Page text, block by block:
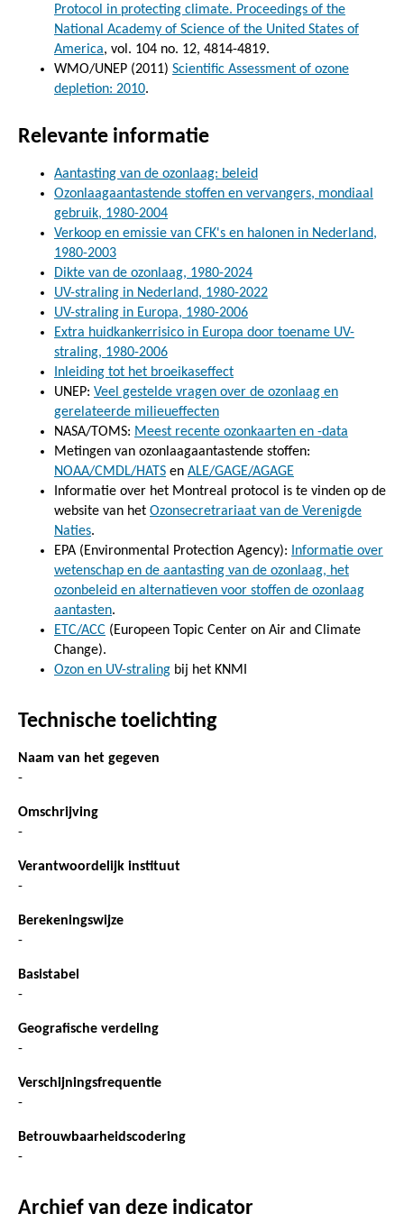
Protocol in protecting climate. Proceedings of the
National Academy of Science of the United States of
America, vol. 104 no. 12, 4814-4819.
WMO/UNEP (2011) Scientific Assessment of ozone
depletion: 2010.
Relevante informatie
Aantasting van de ozonlaag: beleid
Ozonlaagaantastende stoffen en vervangers, mondiaal
gebruik, 1980-2004
Verkoop en emissie van CFK's en halonen in Nederland,
1980-2003
Dikte van de ozonlaag, 1980-2024
UV-straling in Nederland, 1980-2022
UV-straling in Europa, 1980-2006
Extra huidkankerrisico in Europa door toename UV-
straling, 1980-2006
Inleiding tot het broeikaseffect
UNEP: Veel gestelde vragen over de ozonlaag en
gerelateerde milieueffecten
NASA/TOMS: Meest recente ozonkaarten en -data
Metingen van ozonlaagaantastende stoffen:
NOAA/CMDL/HATS en ALE/GAGE/AGAGE
Informatie over het Montreal protocol is te vinden op de
website van het Ozonsecretrariaat van de Verenigde
Naties.
EPA (Environmental Protection Agency):
Informatie over
wetenschap en de aantasting van de ozonlaag, het
ozonbeleid en alternatieven voor stoffen de ozonlaag
aantasten.
ETC/ACC (Europeen Topic Center on Air and Climate
Change).
Ozon en UV-straling bij het KNMI
Technische toelichting
Naam van het gegeven
-
Omschrijving
-
Verantwoordelijk instituut
-
Berekeningswijze
-
Basistabel
-
Geografische verdeling
-
Verschijningsfrequentie
-
Betrouwbaarheidscodering
-
Archief van deze indicator